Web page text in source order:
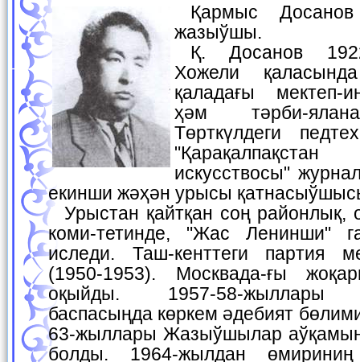
Қармыс Досанов — шайыр ҳәм
жазыўшы.
Қ. Досанов 1922-жылы 15-майда
Хожели
қаладағы мектеп-
ҳәм тәрби-
Төрткүлдеги
искусствосы"
екинши жәҳән урысы
Урыстан қайтқан соң районлық, областьлық Жаслар
коми-тетинде, "Жас Ленинши"
иследи. Таш-кенттеги партия
(1950-1953). Москвада-ғы
оқыйды. 1957-58-жыллары
баспасыңда көркем әдебият
63-жыллары Жазыўшылар
болды. 1964-жылдан